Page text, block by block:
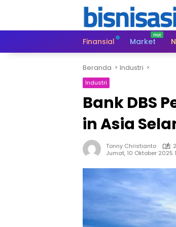
Finansial
Market
Beranda Industri
Industri
Bank DBS
in Asia
Tonny Christianto
Jumat, 10 Oktober 2025